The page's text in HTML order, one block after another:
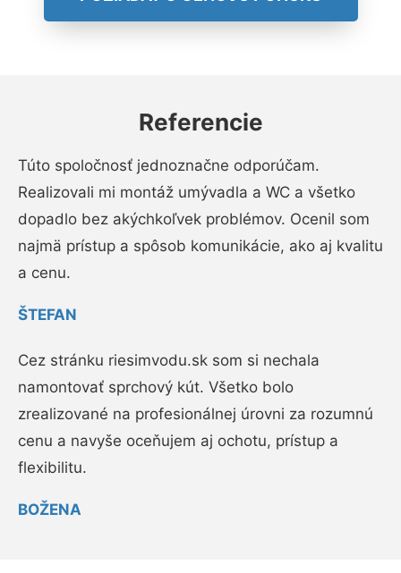
Referencie
Túto spoločnosť jednoznačne odporúčam.
Realizovali mi montáž umývadla a WC a všetko
dopadlo bez akýchkoľvek problémov. Ocenil som
najmä prístup a spôsob komunikácie, ako aj kvalitu
a cenu.
ŠTEFAN
Cez stránku riesimvodu.sk som si nechala
namontovať sprchový kút. Všetko bolo
zrealizované na profesionálnej úrovni za rozumnú
cenu a navyše oceňujem aj ochotu, prístup a
flexibilitu.
BOŽENA